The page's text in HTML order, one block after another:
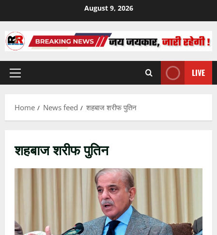
content
August 9, 2026
Primary
LIVE
Home News feed शहबाज शरीफ पुतिन
शहबाज शरीफ पुतिन